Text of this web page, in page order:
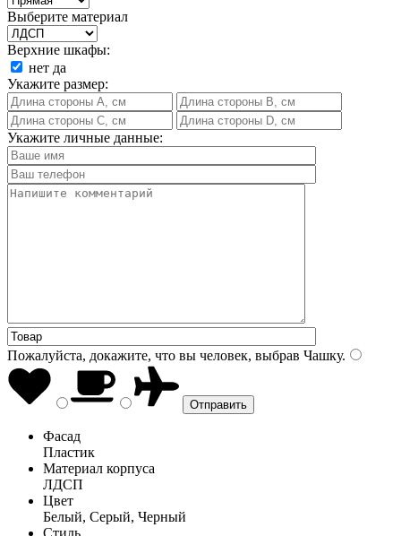
Выберите материал
Верхние шкафы:
нет да
Укажите размер:
Укажите личные данные:
Пожалуйста, докажите, что вы человек, выбрав Чашку.
Фасад
Пластик
Материал корпуса
ЛДСП
Цвет
Белый, Серый, Черный
Стиль